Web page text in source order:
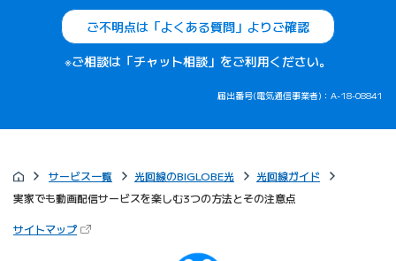
ご不明点は「よくある質問」よりご確認
※ご相談は「チャット相談」をご利用ください。
届出番号(電気通信事業者)：A-18-08841
サービス一覧 光回線のBIGLOBE光
光回線ガイド
実家でも動画配信サービスを楽しむ3つの方法とその注意点
サイトマップ（新しいタブで開きます）